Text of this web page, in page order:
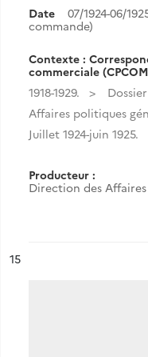
Date 07/1924-06/
commande)
Contexte :
commerciale
1918-1929.
Affaires politiques
Juillet 1924-juin 1925.
Producteur :
Direction des
n°
15